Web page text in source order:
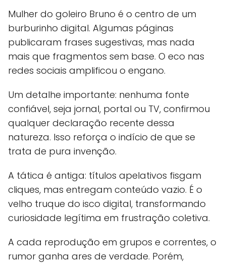
Mulher do goleiro Bruno é o centro de um
burburinho digital. Algumas páginas
publicaram frases sugestivas, mas nada
mais que fragmentos sem base. O eco nas
redes sociais amplificou o engano.
Um detalhe importante: nenhuma fonte
confiável, seja jornal, portal ou TV, confirmou
qualquer declaração recente dessa
natureza. Isso reforça o indício de que se
trata de pura invenção.
A tática é antiga: títulos apelativos fisgam
cliques, mas entregam conteúdo vazio. É o
velho truque do isco digital, transformando
curiosidade legítima em frustração coletiva.
A cada reprodução em grupos e correntes, o
rumor ganha ares de verdade. Porém,